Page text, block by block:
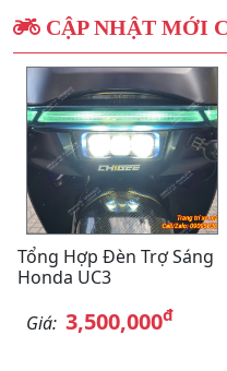
CẬP NHẬT MỚI
Tổng Hợp Đèn Trợ Sáng
Honda UC3
Giá: 3,500,000đ